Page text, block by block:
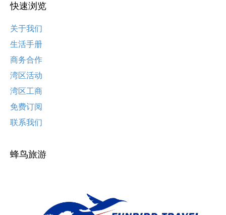
快速浏览
关于我们
生活手册
商务合作
湾区活动
湾区工商
免费订阅
联系我们
蜂鸟旅游